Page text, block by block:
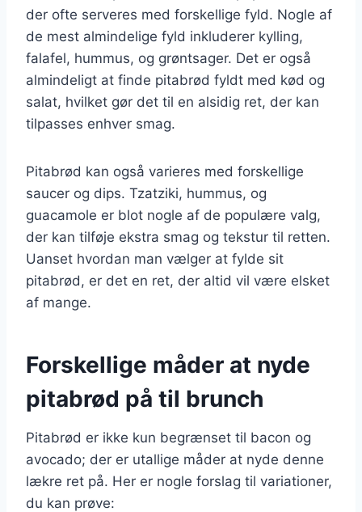
der ofte serveres med forskellige fyld. Nogle af
de mest almindelige fyld inkluderer kylling,
falafel, hummus, og grøntsager. Det er også
almindeligt at finde pitabrød fyldt med kød og
salat, hvilket gør det til en alsidig ret, der kan
tilpasses enhver smag.
Pitabrød kan også varieres med forskellige
saucer og dips. Tzatziki, hummus, og
guacamole er blot nogle af de populære valg,
der kan tilføje ekstra smag og tekstur til retten.
Uanset hvordan man vælger at fylde sit
pitabrød, er det en ret, der altid vil være elsket
af mange.
Forskellige måder at nyde
pitabrød på til brunch
Pitabrød er ikke kun begrænset til bacon og
avocado; der er utallige måder at nyde denne
lækre ret på. Her er nogle forslag til variationer,
du kan prøve: